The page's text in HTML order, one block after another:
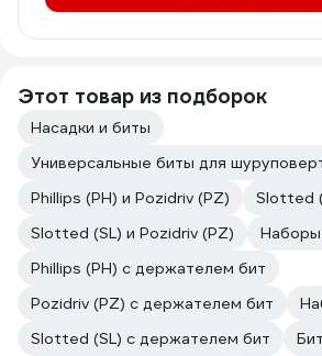
Этот товар из подборок
Насадки и биты
Универсальные биты для
Phillips (PH) и Pozidriv (PZ)
Slotted
Slotted (SL) и Pozidriv (PZ)
Наборы
Phillips (PH) с держателем бит
Pozidriv (PZ) с держателем бит
Slotted (SL) с держателем бит